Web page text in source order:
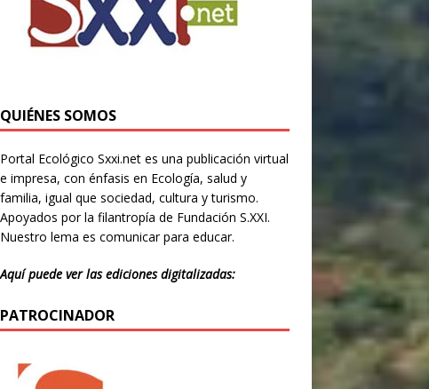
QUIÉNES SOMOS
Portal Ecológico Sxxi.net es una publicación virtual
e impresa, con énfasis en Ecología, salud y
familia, igual que sociedad, cultura y turismo.
Apoyados por la filantropía de Fundación S.XXI.
Nuestro lema es comunicar para educar.
Aquí puede ver las ediciones digitalizadas:
PATROCINADOR